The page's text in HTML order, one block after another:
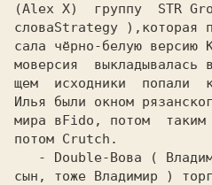
(Alex X)  группу  STR
слова
сала чёрно-белую
моверсия  выкладывалась в
щем  исходники  попали
Илья были окном
мира в
потом Crutch.
сын, тоже Владимир )